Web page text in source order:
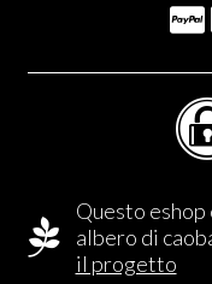
Questo
albero di
il progetto